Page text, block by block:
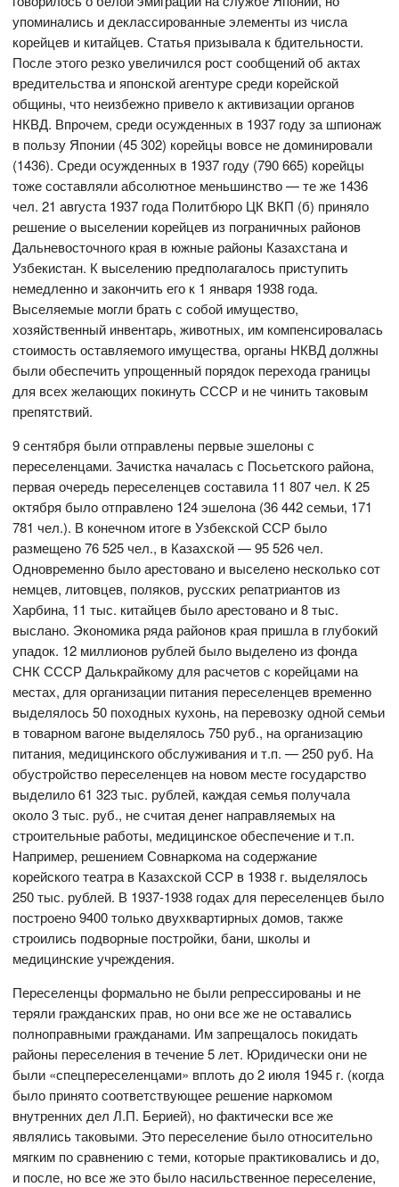
упоминались и деклассированные элементы из числа
корейцев и китайцев. Статья призывала к бдительности.
После этого резко увеличился рост сообщений об актах
вредительства и японской агентуре среди корейской
общины, что неизбежно привело к активизации органов
НКВД. Впрочем, среди осужденных в 1937 году за шпионаж
в пользу Японии (45 302) корейцы вовсе не доминировали
(1436). Среди осужденных в 1937 году (790 665) корейцы
тоже составляли абсолютное меньшинство — те же 1436
чел. 21 августа 1937 года Политбюро ЦК ВКП (б) приняло
решение о выселении корейцев из пограничных районов
Дальневосточного края в южные районы Казахстана и
Узбекистан. К выселению предполагалось приступить
немедленно и закончить его к 1 января 1938 года.
Выселяемые могли брать с собой имущество,
хозяйственный инвентарь, животных, им компенсировалась
стоимость оставляемого имущества, органы НКВД должны
были обеспечить упрощенный порядок перехода границы
для всех желающих покинуть СССР и не чинить таковым
препятствий.
9 сентября были отправлены первые эшелоны с
переселенцами. Зачистка началась с Посьетского района,
первая очередь переселенцев составила 11 807 чел. К 25
октября было отправлено 124 эшелона (36 442 семьи, 171
781 чел.). В конечном итоге в Узбекской ССР было
размещено 76 525 чел., в Казахской — 95 526 чел.
Одновременно было арестовано и выселено несколько сот
немцев, литовцев, поляков, русских репатриантов из
Харбина, 11 тыс. китайцев было арестовано и 8 тыс.
выслано. Экономика ряда районов края пришла в глубокий
упадок. 12 миллионов рублей было выделено из фонда
СНК СССР Далькрайкому для расчетов с корейцами на
местах, для организации питания переселенцев временно
выделялось 50 походных кухонь, на перевозку одной семьи
в товарном вагоне выделялось 750 руб., на организацию
питания, медицинского обслуживания и т.п. — 250 руб. На
обустройство переселенцев на новом месте государство
выделило 61 323 тыс. рублей, каждая семья получала
около 3 тыс. руб., не считая денег направляемых на
строительные работы, медицинское обеспечение и т.п.
Например, решением Совнаркома на содержание
корейского театра в Казахской ССР в 1938 г. выделялось
250 тыс. рублей. В 1937-1938 годах для переселенцев было
построено 9400 только двухквартирных домов, также
строились подворные постройки, бани, школы и
медицинские учреждения.
Переселенцы формально не были репрессированы и не
теряли гражданских прав, но они все же не оставались
полноправными гражданами. Им запрещалось покидать
районы переселения в течение 5 лет. Юридически они не
были «спецпереселенцами» вплоть до 2 июля 1945 г. (когда
было принято соответствующее решение наркомом
внутренних дел Л.П. Берией), но фактически все же
являлись таковыми. Это переселение было относительно
мягким по сравнению с теми, которые практиковались и до,
и после, но все же это было насильственное переселение,